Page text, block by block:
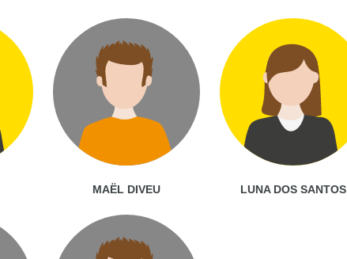
MAËL DIVEU LUNA DOS SANTOS